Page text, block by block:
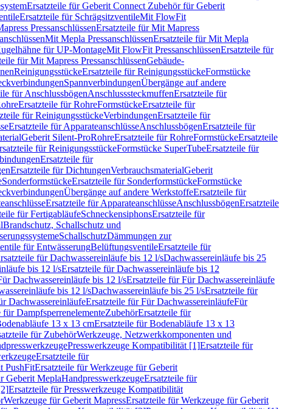
Ersatzteile für Geberit Connect Zubehör für Geberit
Ersatzteile für SchrägsitzventileMit FlowFit
PressanschlüssenErsatzteile für Mit Mapress
Mit Mepla PressanschlüssenErsatzteile für Mit Mepla
für UP-MontageMit FlowFit PressanschlüssenErsatzteile für
für Mit Mapress PressanschlüssenGebäude-
ReinigungsstückeErsatzteile für ReinigungsstückeFormstücke
SpannverbindungenÜbergänge auf andere
für AnschlussbögenAnschlusssteckmuffenErsatzteile für
Ersatzteile für RohreFormstückeErsatzteile für
für ReinigungsstückeVerbindungenErsatzteile für
Ersatzteile für ApparateanschlüsseAnschlussbögenErsatzteile für
Geberit Silent-ProRohreErsatzteile für RohreFormstückeErsatzteile
für ReinigungsstückeFormstücke SuperTubeErsatzteile für
Ersatzteile für
Ersatzteile für DichtungenVerbrauchsmaterialGeberit
SonderformstückeErsatzteile für SonderformstückeFormstücke
Übergänge auf andere WerkstoffeErsatzteile für
Ersatzteile für ApparateanschlüsseAnschlussbögenErsatzteile
für FertigabläufeSchneckensiphonsErsatzteile für
Brandschutz, Schallschutz und
SchallschutzDämmungen zur
für EntwässerungBelüftungsventileErsatzteile für
für Dachwassereinläufe bis 12 l/sDachwassereinläufe bis 25
bis 12 l/sErsatzteile für Dachwassereinläufe bis 12
Dachwassereinläufe bis 12 l/sErsatzteile für Für Dachwassereinläufe
bis 12 l/sDachwassereinläufe bis 25 l/sErsatzteile für
DachwassereinläufeErsatzteile für Für DachwassereinläufeFür
für DampfsperrenelementeZubehörErsatzteile für
13 x 13 cmErsatzteile für Bodenabläufe 13 x 13
für ZubehörWerkzeuge, Netzwerkkomponenten und
Presswerkzeuge Kompatibilität [1]Ersatzteile für
Ersatzteile für
PushFitErsatzteile für Werkzeuge für Geberit
Geberit MeplaHandpresswerkzeugeErsatzteile für
Ersatzteile für Presswerkzeuge Kompatibilität
Werkzeuge für Geberit MapressErsatzteile für Werkzeuge für Geberit